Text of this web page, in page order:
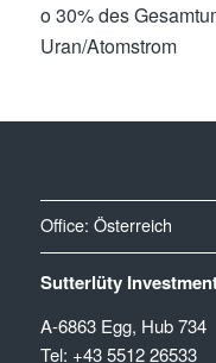
o 30% des
Uran/Atomstrom
Office: Österreich
Sutterlüty
A-6863 Egg, Hub 734
Tel: +43 5512 26533